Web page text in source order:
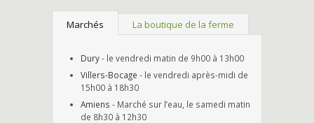
Marchés La boutique de la ferme
Dury- le vendredi matin de 9h00 à 13h00
Villers-Bocage - le vendredi après-midi de
15h00 à 18h30
Amiens - Marché sur l’eau, le samedi matin
de 8h30 à 12h30